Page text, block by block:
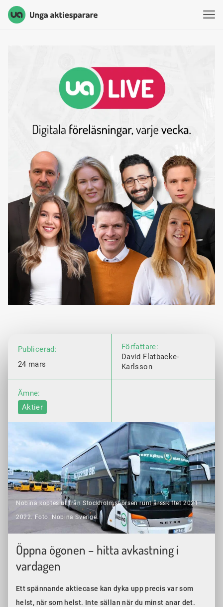
Unga Aktiesparare
Publicerad:
24 mars
Författare:
David Flatbacke-
Karlsson
Ämne:
Aktier
Nobina köptes ut från Stockholmsbörsen runt årsskiftet 2021–
2022. Foto: Nobina Sverige.
Öppna ögonen – hitta avkastning i
vardagen
Ett spännande aktiecase kan dyka upp precis var som
helst, när som helst. Inte sällan när du minst anar det.